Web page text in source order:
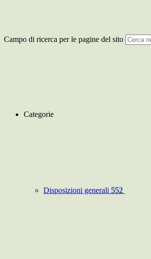
Campo di ricerca per le pagine del sito
Categorie
Disposizioni generali 552